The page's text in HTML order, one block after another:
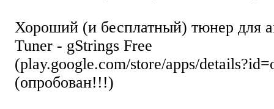
Хороший (и бесплатный) тюнер для
Tuner - gStrings Free
(play.google.com/store/apps/
(опробован!!!)